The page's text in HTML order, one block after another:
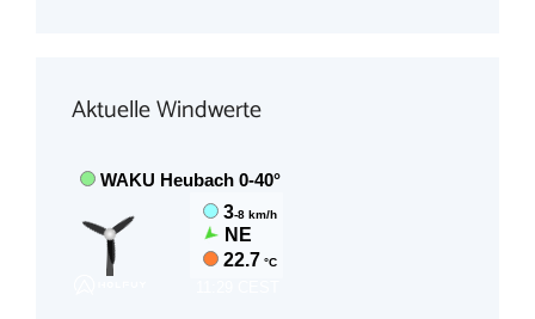
Aktuelle Windwerte